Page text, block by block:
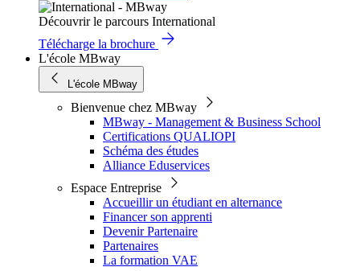
Découvrir le parcours International
Télécharge la brochure
L'école MBway
L'école MBway
Bienvenue chez MBway
MBway - Management & Business School
Certifications QUALIOPI
Schéma des études
Alliance Eduservices
Espace Entreprise
Accueillir un étudiant en alternance
Financer son apprenti
Devenir Partenaire
Partenaires
La formation VAE